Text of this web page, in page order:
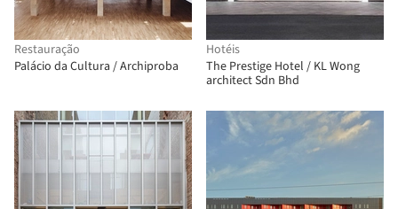
Restauração
Palácio da Cultura / Archiproba
Hotéis
The Prestige Hotel / KL Wong
architect Sdn Bhd